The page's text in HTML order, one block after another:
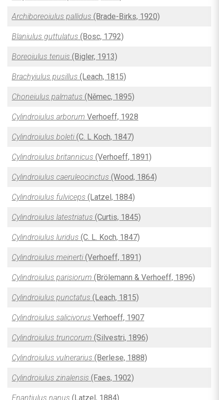
Archiboreoiulus pallidus (Brade-Birks, 1920)
Blaniulus guttulatus (Bosc, 1792)
Boreoiulus tenuis (Bigler, 1913)
Brachyiulus pusillus (Leach, 1815)
Choneiulus palmatus (Němec, 1895)
Cylindroiulus arborum Verhoeff, 1928
Cylindroiulus boleti(C. L Koch, 1847)
Cylindroiulus britannicus (Verhoeff, 1891)
Cylindroiulus caeruleocinctus (Wood, 1864)
Cylindroiulus fulviceps (Latzel, 1884)
Cylindroiulus latestriatus (Curtis, 1845)
Cylindroiulus luridus (C. L. Koch, 1847)
Cylindroiulus meinerti(Verhoeff, 1891)
Cylindroiulus parisiorum (Brölemann & Verhoeff, 1896)
Cylindroiulus punctatus (Leach, 1815)
Cylindroiulus salicivorus Verhoeff, 1907
Cylindroiulus truncorum (Silvestri, 1896)
Cylindroiulus vulnerarius (Berlese, 1888)
Cylindroiulus zinalensis (Faes, 1902)
Enantiulus nanus (Latzel, 1884)